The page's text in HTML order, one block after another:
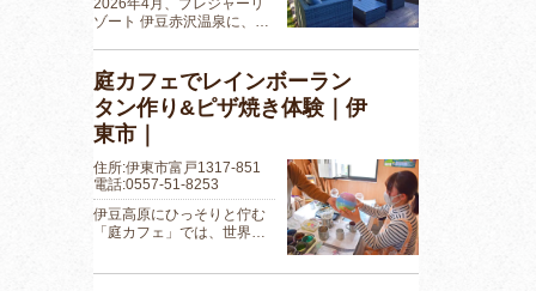
ゾート 伊豆赤沢温泉に、…
庭カフェでレインボーラン
タン作り&ピザ焼き体験｜伊
東市｜
住所:伊東市富戸1317-851
電話:0557-51-8253
伊豆高原にひっそりと佇む
「庭カフェ」では、世界…